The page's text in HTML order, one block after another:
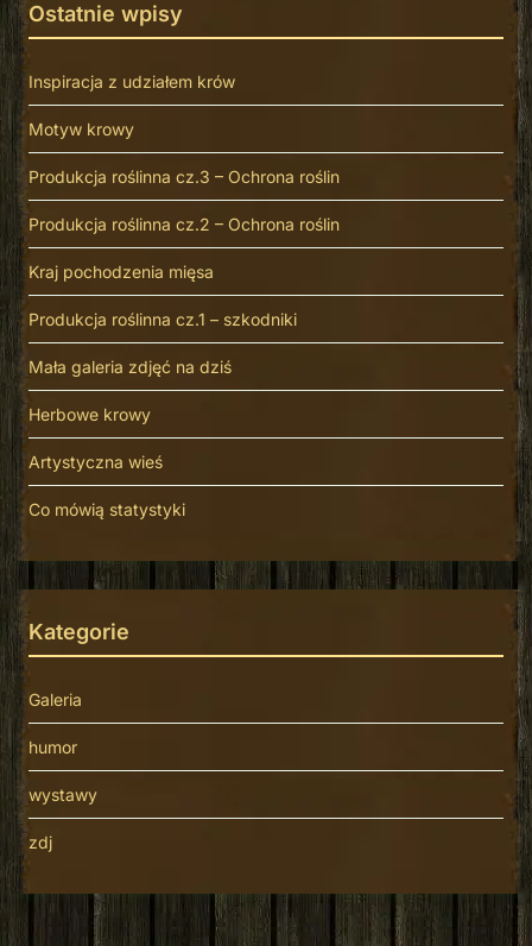
Ostatnie wpisy
Inspiracja z udziałem krów
Motyw krowy
Produkcja roślinna cz.3 – Ochrona roślin
Produkcja roślinna cz.2 – Ochrona roślin
Kraj pochodzenia mięsa
Produkcja roślinna cz.1 – szkodniki
Mała galeria zdjęć na dziś
Herbowe krowy
Artystyczna wieś
Co mówią statystyki
Kategorie
Galeria
humor
wystawy
zdj